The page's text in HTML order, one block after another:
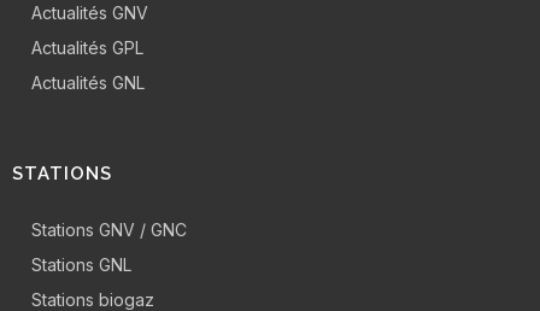
Actualités GNV
Actualités GPL
Actualités GNL
STATIONS
Stations GNV / GNC
Stations GNL
Stations biogaz